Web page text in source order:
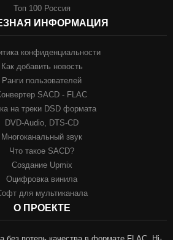
Топ 100 Россия
ИНФОРМАЦИЯ
конфиденциальности
Как добавить новость
Ранги пользователей
SACD - FLAC
на треки DSD формата
DVD-Audio, DTS-CD
Многоканальный звук
Что такое SACD?
Создание Upmix
Оцифровка винила
для мультиканала
О ПРОЕКТЕ